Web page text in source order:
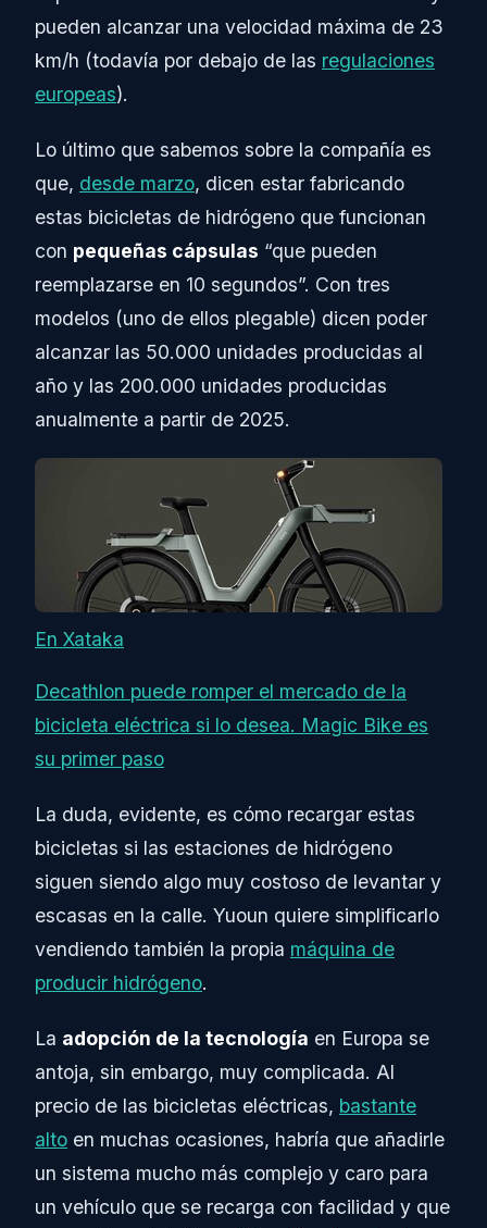
pueden alcanzar una velocidad máxima de 23
km/h (todavía por debajo de las regulaciones
europeas).
Lo último que sabemos sobre la compañía es
que, desde marzo, dicen estar fabricando
estas bicicletas de hidrógeno que funcionan
con pequeñas cápsulas “que pueden
reemplazarse en 10 segundos”. Con tres
modelos (uno de ellos plegable) dicen poder
alcanzar las 50.000 unidades producidas al
año y las 200.000 unidades producidas
anualmente a partir de 2025.
En Xataka
Decathlon puede romper el mercado de la
bicicleta eléctrica si lo desea. Magic Bike es
su primer paso
La duda, evidente, es cómo recargar estas
bicicletas si las estaciones de hidrógeno
siguen siendo algo muy costoso de levantar y
escasas en la calle. Yuoun quiere simplificarlo
vendiendo también la propia máquina de
producir hidrógeno.
La adopción de la tecnología en Europa se
antoja, sin embargo, muy complicada. Al
precio de las bicicletas eléctricas, bastante
alto en muchas ocasiones, habría que añadirle
un sistema mucho más complejo y caro para
un vehículo que se recarga con facilidad y que